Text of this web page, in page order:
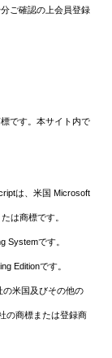
ご確認の上会員登録
です。本サイト内で
は、米国 Microsoft
は商標です。
Systemです。
Editionです。
米国及びその他の
の商標または登録商